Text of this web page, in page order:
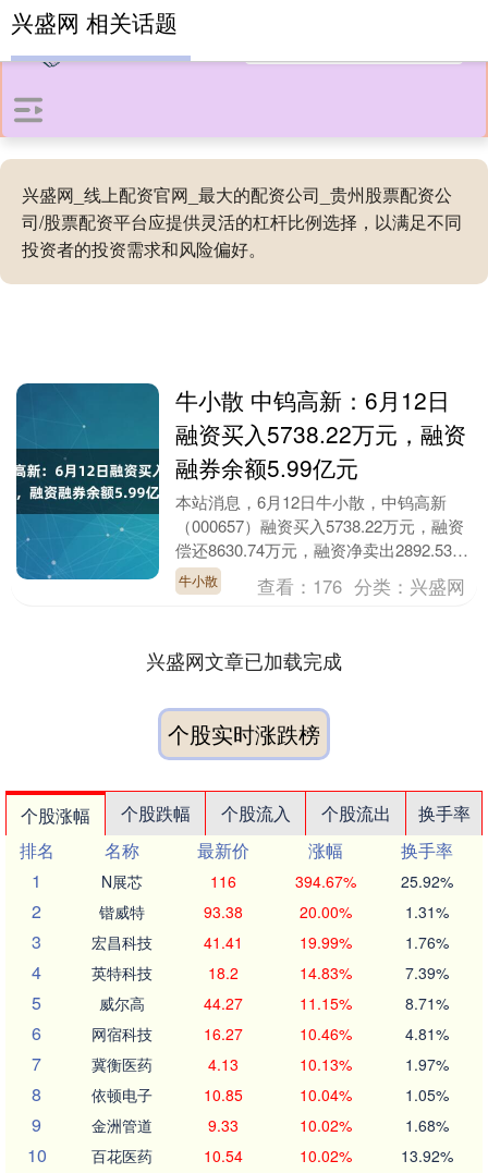
兴盛网_线上配资官网_最大的配资公司_贵州股票配资公
司/股票配资平台应提供灵活的杠杆比例选择，以满足不同
投资者的投资需求和风险偏好。
兴盛网 相关话题
牛小散 中钨高新：6月12日
融资买入5738.22万元，融资
融券余额5.99亿元
本站消息，6月12日牛小散，中钨高新
（000657）融资买入5738.22万元，融资
偿还8630.74万元，融资净卖出2892.53万
元，融资余额5.98亿元，....
牛小散 查看： 176 分类： 兴盛网
兴盛网文章已加载完成
个股实时涨跌榜
个股涨幅 个股跌幅 个股流入 个股流出
换手率
排名
名称 最新价 涨幅
换手率
1
N展芯 116 394.67% 25.92%
2 锴威特 93.38 20.00% 1.31%
3 宏昌科技 41.41 19.99% 1.76%
4 英特科技 18.2 14.83% 7.39%
5 威尔高 44.27 11.15% 8.71%
6 网宿科技 16.27 10.46% 4.81%
7 冀衡医药 4.13 10.13% 1.97%
8 依顿电子 10.85 10.04% 1.05%
9 金洲管道 9.33 10.02% 1.68%
10 百花医药 10.54 10.02% 13.92%